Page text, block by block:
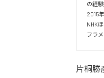
の経験
2015
NHK
フラ
片桐勝